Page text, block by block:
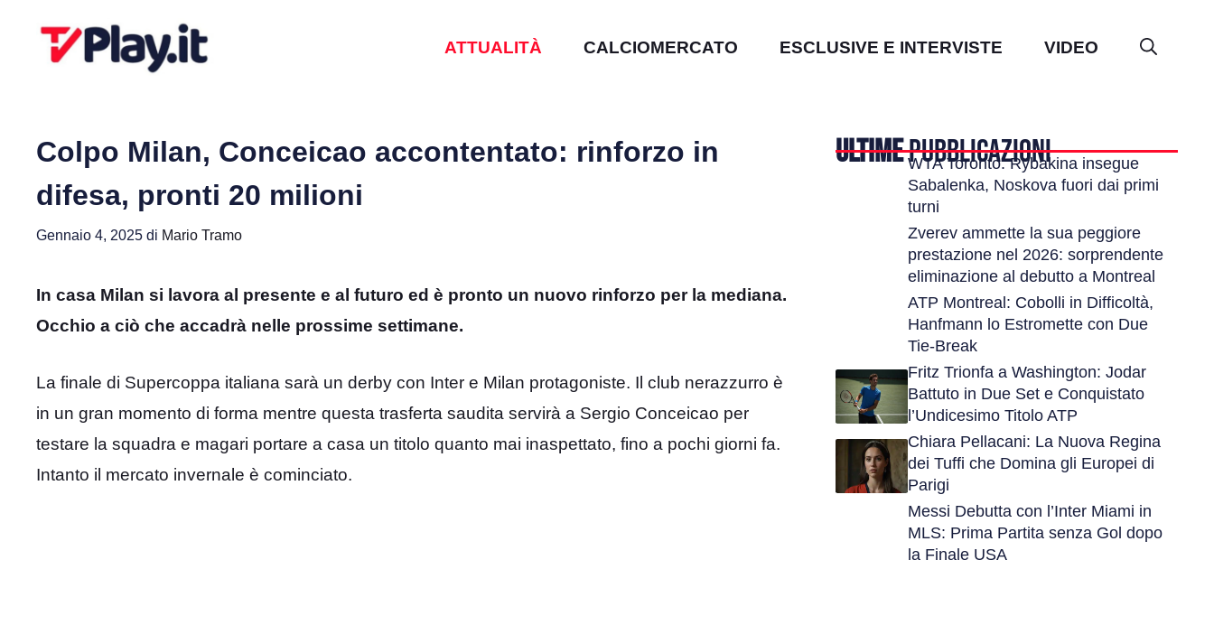
ATTUALITÀ CALCIOMERCATO ESCLUSIVE E INTERVISTE VIDEO
Colpo Milan, Conceicao accontentato: rinforzo in
difesa, pronti 20 milioni
Gennaio 4, 2025 di Mario Tramo
In casa Milan si lavora al presente e al futuro ed è pronto un nuovo rinforzo per la mediana.
Occhio a ciò che accadrà nelle prossime settimane.
La finale di Supercoppa italiana sarà un derby con Inter e Milan protagoniste. Il club nerazzurro è
in un gran momento di forma mentre questa trasferta saudita servirà a Sergio Conceicao per
testare la squadra e magari portare a casa un titolo quanto mai inaspettato, fino a pochi giorni fa.
Intanto il mercato invernale è cominciato.
ULTIMEPUBBLICAZIONI
WTA Toronto: Rybakina insegue
Sabalenka, Noskova fuori dai primi
turni
Zverev ammette la sua peggiore
prestazione nel 2026: sorprendente
eliminazione al debutto a Montreal
ATP Montreal: Cobolli in Difficoltà,
Hanfmann lo Estromette con Due
Tie-Break
Fritz Trionfa a Washington: Jodar
Battuto in Due Set e Conquistato
l’Undicesimo Titolo ATP
Chiara Pellacani: La Nuova Regina
dei Tuffi che Domina gli Europei di
Parigi
Messi Debutta con l’Inter Miami in
MLS: Prima Partita senza Gol dopo
la Finale USA